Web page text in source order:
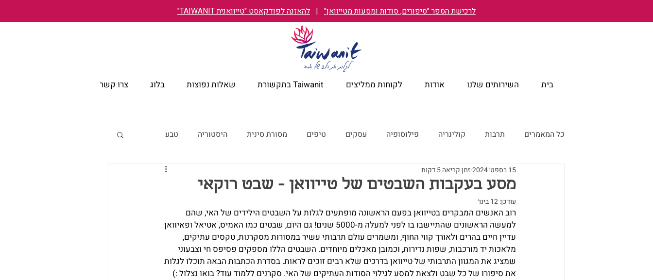
לרכישת הספר ״סיפורים, סודות ומסעות מטייוואן" | להאזנה לפודקאסט "טייוואנית TAIWANIT"
בית השירותים שלנו אודות לקוחות ממליצים Taiwanit בתקשורת שאלות נפוצות בלוג צרו קשר
כל המאמרים תרבות קולינריה פילוסופיה עסקים טיפים מסורת סינית היסטוריה טבע
טייוואן מבעד לעיניים ישראליות מלונות מומלצים
טייוואן דרך עדשת המצלמה
מסע בעקבות השבטים של טייוואן - שבט רוקאי
15 בספט׳ 2024 זמן קריאה 5 דקות
עודכן:12 בינו׳
רוב האנשים המבקרים בטייוואן בפעם הראשונה מופתעים לגלות על השבטים הילידים של האי, שהם
למעשה הראשונים שהתיישבו בו לפני למעלה מ-5000 שנים! גם היום, שבטים כמו האמיס, אטיאל ופאיוואן
עדיין חיים בהרים ולאורך קווי החוף, ומשמרים עולם תרבותי עשיר במסורות מסקרנות, טקסים עתיקים,
מלאכות יד מורכבות, שפות נדירות, וכמובן מאכלים מיוחדים. השבטים הללו מספקים פסיפס חי וצבעוני
שמציג את המגוון התרבותי של טייוואן בדרכים שלא רבים זוכים לראות. בסדרת הכתבות הבאה תוכלו לגלות
את סיפורו של כל שבט ולצאת למסע לגילוי הסודות העתיקים של האי. סקרנים ללמוד עוד? בואו נצלול :)